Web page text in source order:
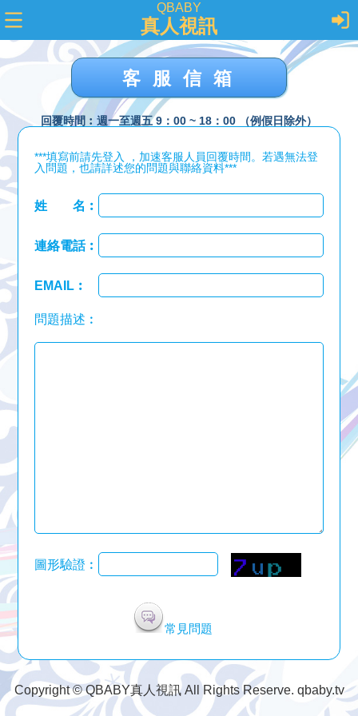
QBABY
真人視訊
客服信箱
回覆時間︰週一至週五 9：00 ~ 18：00 （例假日除外）
***填寫前請先登入 ，加速客服人員回覆時間。若遇無法登
入問題，也請詳述您的問題與聯絡資料***
姓 名︰
連絡電話︰
EMAIL︰
問題描述︰
圖形驗證︰
常見問題
Copyright © QBABY真人視訊 All Rights Reserve. qbaby.tv